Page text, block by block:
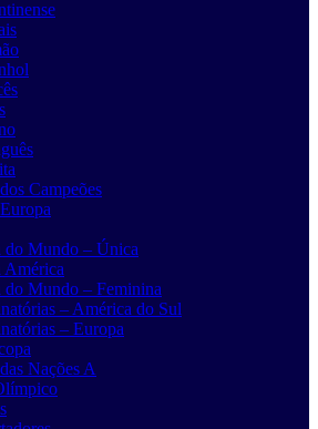
Campeões
do Mundo – Única
América
do Mundo – Feminina
– América do Sul
– Europa
Nações A